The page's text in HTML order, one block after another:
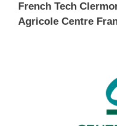
French Tech
Agricole Centre